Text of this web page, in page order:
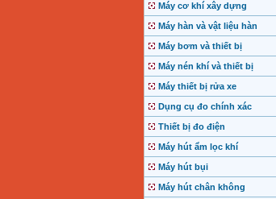
Máy cơ khí xây dựng
Máy hàn và vật liệu hàn
Máy bơm và thiết bị
Máy nén khí và thiết bị
Máy thiết bị rửa xe
Dụng cụ đo chính xác
Thiết bị đo điện
Máy hút ẩm lọc khí
Máy hút bụi
Máy hút chân không